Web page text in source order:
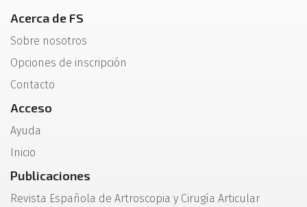
Acerca de FS
Sobre nosotros
Opciones de inscripción
Contacto
Acceso
Ayuda
Inicio
Publicaciones
Revista Española de Artroscopia y Cirugía Articular